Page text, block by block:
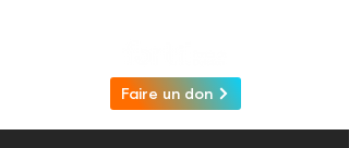
Faire un don